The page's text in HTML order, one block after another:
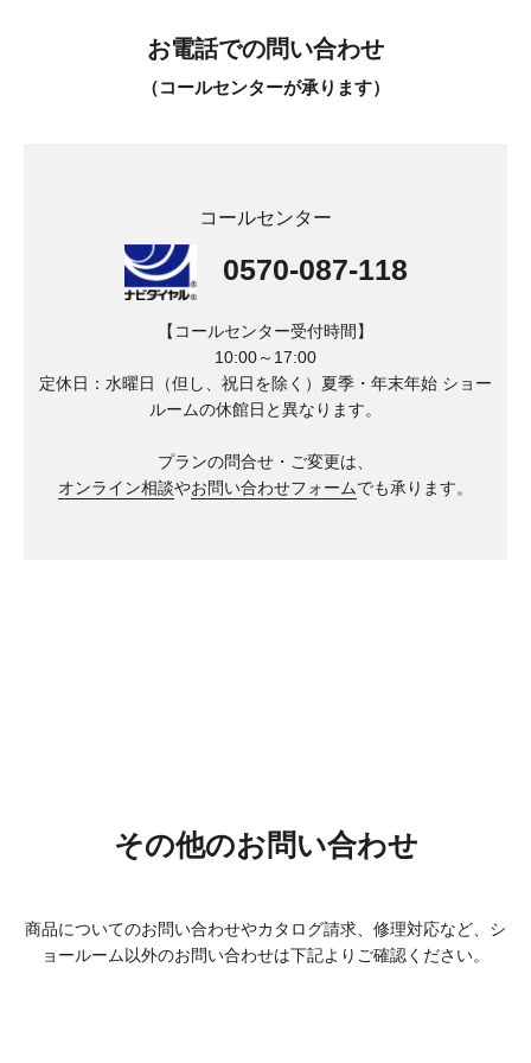
お電話での問い合わせ
（コールセンターが承ります）
コールセンター
0570-087-118
【コールセンター受付時間】
10:00～17:00
定休日：水曜日（但し、祝日を除く）夏季・年末年始 ショー
ルームの休館日と異なります。
プランの問合せ・ご変更は、
オンライン相談やお問い合わせフォームでも承ります。
その他のお問い合わせ
商品についてのお問い合わせやカタログ請求、修理対応など、 シ
ョールーム以外のお問い合わせは下記よりご確認ください。